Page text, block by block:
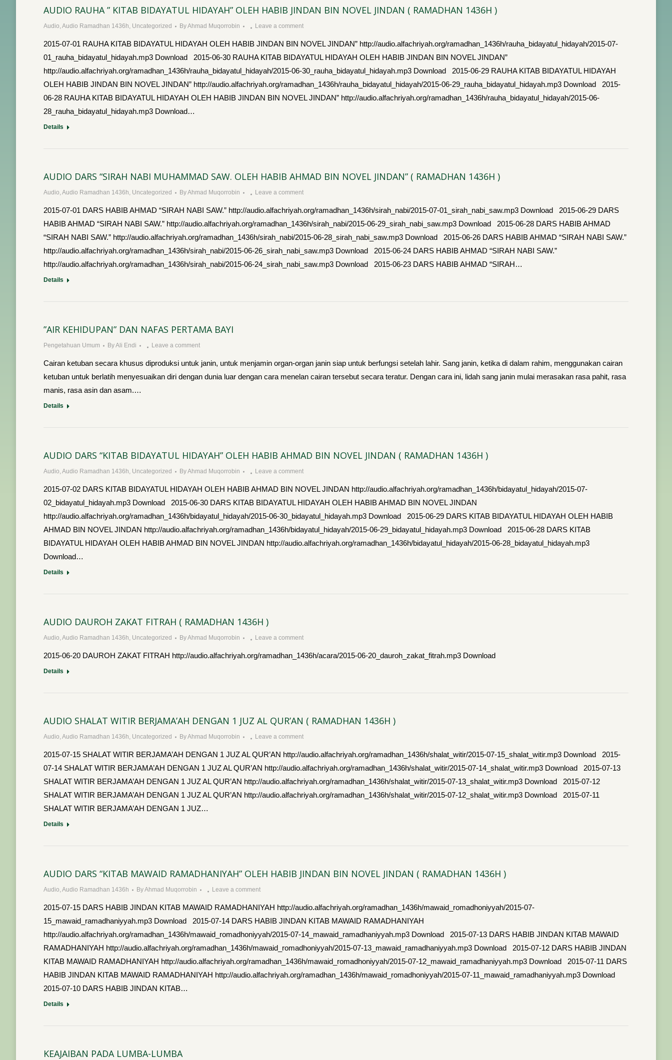
AUDIO RAUHA ” KITAB BIDAYATUL HIDAYAH” OLEH HABIB JINDAN BIN NOVEL JINDAN ( RAMADHAN 1436H )
Audio,Audio Ramadhan 1436h, Uncategorized ByAhmad Muqorrobin Leave a comment
2015-07-01 RAUHA KITAB BIDAYATUL HIDAYAH OLEH HABIB JINDAN BIN NOVEL JINDAN” http://audio.alfachriyah.org/ramadhan_1436h/rauha_bidayatul_hidayah/2015-07-
01_rauha_bidayatul_hidayah.mp3 Download 2015-06-30 RAUHA KITAB BIDAYATUL HIDAYAH OLEH HABIB JINDAN BIN NOVEL JINDAN”
http://audio.alfachriyah.org/ramadhan_1436h/rauha_bidayatul_hidayah/2015-06-30_rauha_bidayatul_hidayah.mp3 Download 2015-06-29 RAUHA KITAB BIDAYATUL HIDAYAH
OLEH HABIB JINDAN BIN NOVEL JINDAN” http://audio.alfachriyah.org/ramadhan_1436h/rauha_bidayatul_hidayah/2015-06-29_rauha_bidayatul_hidayah.mp3 Download 2015-
06-28 RAUHA KITAB BIDAYATUL HIDAYAH OLEH HABIB JINDAN BIN NOVEL JINDAN” http://audio.alfachriyah.org/ramadhan_1436h/rauha_bidayatul_hidayah/2015-06-
28_rauha_bidayatul_hidayah.mp3 Download…
Details
AUDIO DARS “SIRAH NABI MUHAMMAD SAW. OLEH HABIB AHMAD BIN NOVEL JINDAN” ( RAMADHAN 1436H )
Audio,Audio Ramadhan 1436h, Uncategorized ByAhmad Muqorrobin Leave a comment
2015-07-01 DARS HABIB AHMAD “SIRAH NABI SAW.” http://audio.alfachriyah.org/ramadhan_1436h/sirah_nabi/2015-07-01_sirah_nabi_saw.mp3 Download 2015-06-29 DARS
HABIB AHMAD “SIRAH NABI SAW.” http://audio.alfachriyah.org/ramadhan_1436h/sirah_nabi/2015-06-29_sirah_nabi_saw.mp3 Download 2015-06-28 DARS HABIB AHMAD
“SIRAH NABI SAW.” http://audio.alfachriyah.org/ramadhan_1436h/sirah_nabi/2015-06-28_sirah_nabi_saw.mp3 Download 2015-06-26 DARS HABIB AHMAD “SIRAH NABI SAW.”
http://audio.alfachriyah.org/ramadhan_1436h/sirah_nabi/2015-06-26_sirah_nabi_saw.mp3 Download 2015-06-24 DARS HABIB AHMAD “SIRAH NABI SAW.”
http://audio.alfachriyah.org/ramadhan_1436h/sirah_nabi/2015-06-24_sirah_nabi_saw.mp3 Download 2015-06-23 DARS HABIB AHMAD “SIRAH…
Details
”AIR KEHIDUPAN” DAN NAFAS PERTAMA BAYI
Pengetahuan Umum ByAli Endi Leave a comment
Cairan ketuban secara khusus diproduksi untuk janin, untuk menjamin organ-organ janin siap untuk berfungsi setelah lahir. Sang janin, ketika di dalam rahim, menggunakan cairan
ketuban untuk berlatih menyesuaikan diri dengan dunia luar dengan cara menelan cairan tersebut secara teratur. Dengan cara ini, lidah sang janin mulai merasakan rasa pahit, rasa
manis, rasa asin dan asam.…
Details
AUDIO DARS “KITAB BIDAYATUL HIDAYAH” OLEH HABIB AHMAD BIN NOVEL JINDAN ( RAMADHAN 1436H )
Audio,Audio Ramadhan 1436h, Uncategorized ByAhmad Muqorrobin Leave a comment
2015-07-02 DARS KITAB BIDAYATUL HIDAYAH OLEH HABIB AHMAD BIN NOVEL JINDAN http://audio.alfachriyah.org/ramadhan_1436h/bidayatul_hidayah/2015-07-
02_bidayatul_hidayah.mp3 Download 2015-06-30 DARS KITAB BIDAYATUL HIDAYAH OLEH HABIB AHMAD BIN NOVEL JINDAN
http://audio.alfachriyah.org/ramadhan_1436h/bidayatul_hidayah/2015-06-30_bidayatul_hidayah.mp3 Download 2015-06-29 DARS KITAB BIDAYATUL HIDAYAH OLEH HABIB
AHMAD BIN NOVEL JINDAN http://audio.alfachriyah.org/ramadhan_1436h/bidayatul_hidayah/2015-06-29_bidayatul_hidayah.mp3 Download 2015-06-28 DARS KITAB
BIDAYATUL HIDAYAH OLEH HABIB AHMAD BIN NOVEL JINDAN http://audio.alfachriyah.org/ramadhan_1436h/bidayatul_hidayah/2015-06-28_bidayatul_hidayah.mp3
Download…
Details
AUDIO DAUROH ZAKAT FITRAH ( RAMADHAN 1436H )
Audio,Audio Ramadhan 1436h, Uncategorized ByAhmad Muqorrobin Leave a comment
2015-06-20 DAUROH ZAKAT FITRAH http://audio.alfachriyah.org/ramadhan_1436h/acara/2015-06-20_dauroh_zakat_fitrah.mp3 Download
Details
AUDIO SHALAT WITIR BERJAMA’AH DENGAN 1 JUZ AL QUR’AN ( RAMADHAN 1436H )
Audio,Audio Ramadhan 1436h, Uncategorized ByAhmad Muqorrobin Leave a comment
2015-07-15 SHALAT WITIR BERJAMA’AH DENGAN 1 JUZ AL QUR’AN http://audio.alfachriyah.org/ramadhan_1436h/shalat_witir/2015-07-15_shalat_witir.mp3 Download 2015-
07-14 SHALAT WITIR BERJAMA’AH DENGAN 1 JUZ AL QUR’AN http://audio.alfachriyah.org/ramadhan_1436h/shalat_witir/2015-07-14_shalat_witir.mp3 Download 2015-07-13
SHALAT WITIR BERJAMA’AH DENGAN 1 JUZ AL QUR’AN http://audio.alfachriyah.org/ramadhan_1436h/shalat_witir/2015-07-13_shalat_witir.mp3 Download 2015-07-12
SHALAT WITIR BERJAMA’AH DENGAN 1 JUZ AL QUR’AN http://audio.alfachriyah.org/ramadhan_1436h/shalat_witir/2015-07-12_shalat_witir.mp3 Download 2015-07-11
SHALAT WITIR BERJAMA’AH DENGAN 1 JUZ…
Details
AUDIO DARS “KITAB MAWAID RAMADHANIYAH” OLEH HABIB JINDAN BIN NOVEL JINDAN ( RAMADHAN 1436H )
Audio,Audio Ramadhan 1436h ByAhmad Muqorrobin Leave a comment
2015-07-15 DARS HABIB JINDAN KITAB MAWAID RAMADHANIYAH http://audio.alfachriyah.org/ramadhan_1436h/mawaid_romadhoniyyah/2015-07-
15_mawaid_ramadhaniyyah.mp3 Download 2015-07-14 DARS HABIB JINDAN KITAB MAWAID RAMADHANIYAH
http://audio.alfachriyah.org/ramadhan_1436h/mawaid_romadhoniyyah/2015-07-14_mawaid_ramadhaniyyah.mp3 Download 2015-07-13 DARS HABIB JINDAN KITAB MAWAID
RAMADHANIYAH http://audio.alfachriyah.org/ramadhan_1436h/mawaid_romadhoniyyah/2015-07-13_mawaid_ramadhaniyyah.mp3 Download 2015-07-12 DARS HABIB JINDAN
KITAB MAWAID RAMADHANIYAH http://audio.alfachriyah.org/ramadhan_1436h/mawaid_romadhoniyyah/2015-07-12_mawaid_ramadhaniyyah.mp3 Download 2015-07-11 DARS
HABIB JINDAN KITAB MAWAID RAMADHANIYAH http://audio.alfachriyah.org/ramadhan_1436h/mawaid_romadhoniyyah/2015-07-11_mawaid_ramadhaniyyah.mp3 Download
2015-07-10 DARS HABIB JINDAN KITAB…
Details
KEAJAIBAN PADA LUMBA-LUMBA